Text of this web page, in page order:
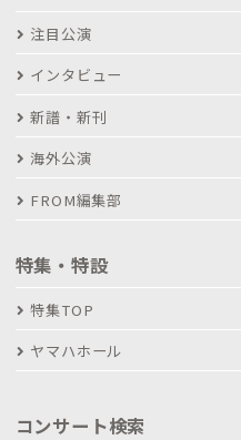
注目公演
インタビュー
新譜・新刊
海外公演
FROM編集部
特集・特設
特集TOP
ヤマハホール
コンサート検索